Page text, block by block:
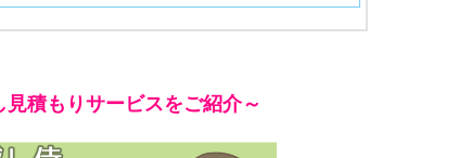
積もりサービスをご紹介～